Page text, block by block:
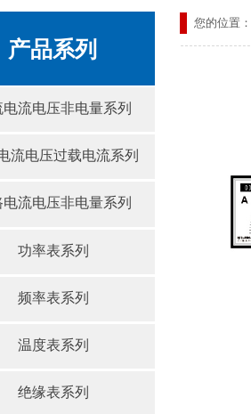
产品系列
您的位置：
电流电压非电量系列
流电压过载电流系列
电流电压非电量系列
功率表系列
频率表系列
温度表系列
绝缘表系列